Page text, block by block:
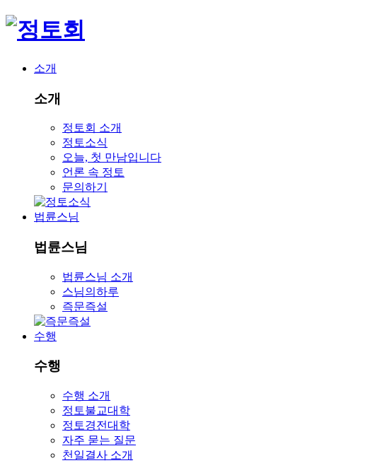
소개
소개
정토회 소개
정토소식
오늘, 첫 만남입니다
언론 속 정토
문의하기
법륜스님
법륜스님
법륜스님 소개
스님의하루
즉문즉설
수행
수행
수행 소개
정토불교대학
정토경전대학
자주 묻는 질문
천일결사 소개